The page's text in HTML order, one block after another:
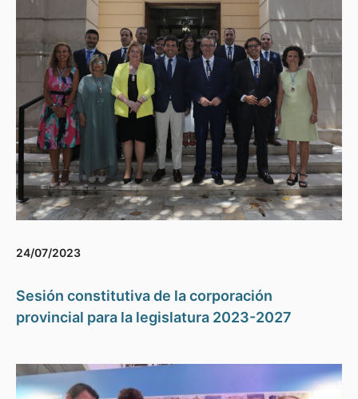
24/07/2023
Sesión constitutiva de la corporación
provincial para la legislatura 2023-2027